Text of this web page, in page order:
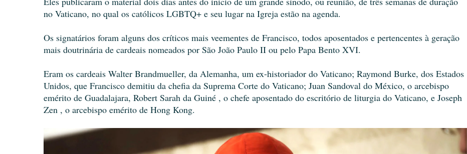
no Vaticano, no qual os católicos LGBTQ+ e seu lugar na Igreja estão na agenda.
Os signatários foram alguns dos críticos mais veementes de Francisco, todos aposentados e pertencentes à geração
mais doutrinária de cardeais nomeados por São João Paulo II ou pelo Papa Bento XVI.
Eram os cardeais Walter Brandmueller, da Alemanha, um ex-historiador do Vaticano; Raymond Burke, dos Estados
Unidos, que Francisco demitiu da chefia da Suprema Corte do Vaticano; Juan Sandoval do México, o arcebispo
emérito de Guadalajara, Robert Sarah da Guiné , o chefe aposentado do escritório de liturgia do Vaticano, e Joseph
Zen , o arcebispo emérito de Hong Kong.